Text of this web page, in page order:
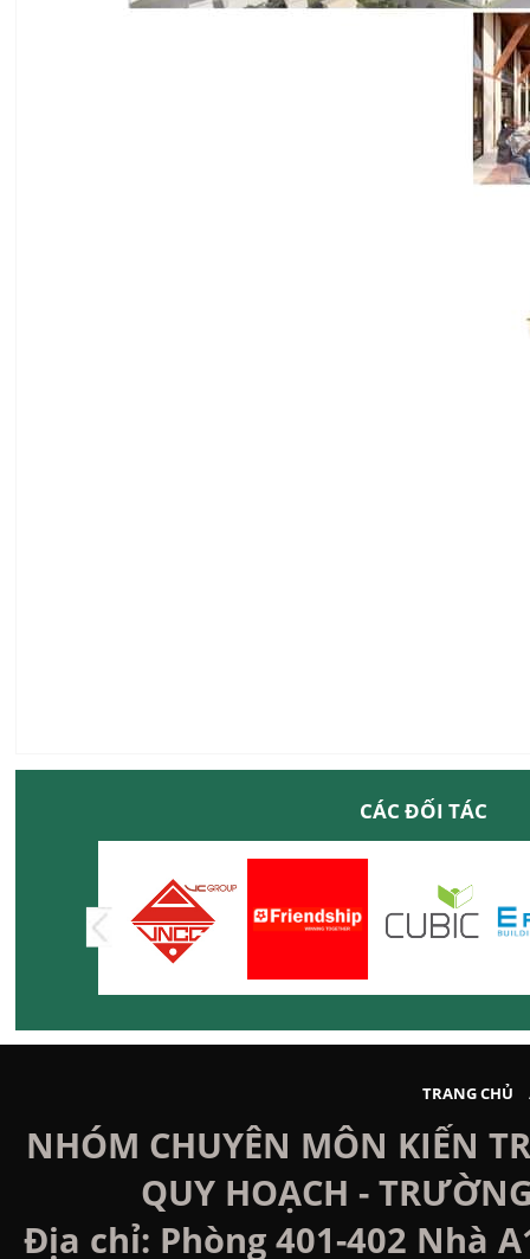
CÁC ĐỐI TÁC
TRANG CHỦ
NHÓM CHUYÊN MÔN KIẾN
QUY HOẠCH -
Địa chỉ: Phòng 401-402 Nhà